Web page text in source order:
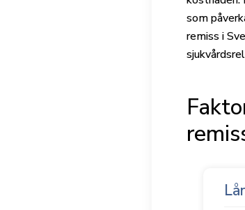
som
remiss i